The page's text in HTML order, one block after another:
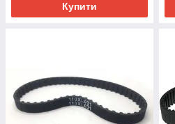
Купити